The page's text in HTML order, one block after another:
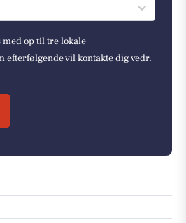
op til tre lokale
efterfølgende vil kontakte dig vedr.